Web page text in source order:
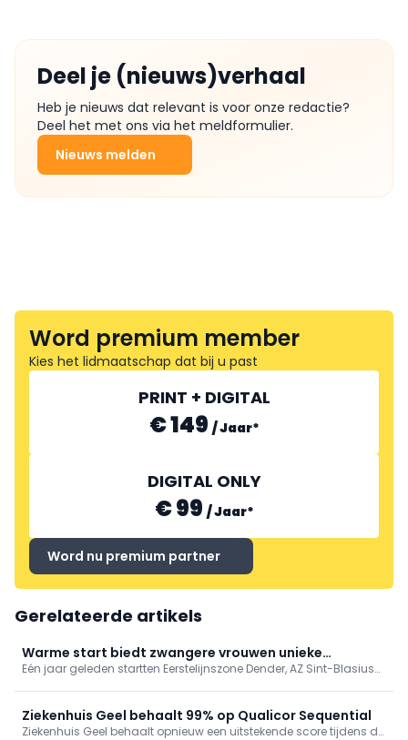
Deel je (nieuws)verhaal
Heb je nieuws dat relevant is voor onze redactie?
Deel het met ons via het meldformulier.
Nieuws melden
Word premium member
Kies het lidmaatschap dat bij u past
PRINT + DIGITAL
€ 149 /Jaar*
DIGITAL ONLY
€ 99 /Jaar*
Word nu premium partner
Gerelateerde artikels
Warme start biedt zwangere vrouwen unieke
geïntegreerde aanpak
Eén jaar geleden startten Eerstelijnszone Dender, AZ Sint-Blasius
zwangerschap ondersteunt tijdens de eerste 1000 dagen van het
ouderschap.
Ziekenhuis Geel behaalt 99% op Qualicor Sequential
Ziekenhuis Geel behaalt opnieuw een uitstekende score tijdens de